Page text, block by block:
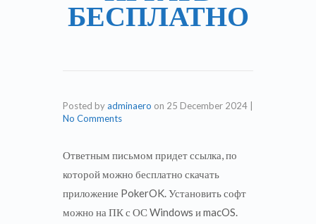
БЕСПЛАТНО
Posted byadminaero on 25 December 2024
No Comments
Ответным письмом придет ссылка, по
которой можно бесплатно скачать
приложение PokerOK. Установить софт
можно на ПК с ОС Windows и macOS.